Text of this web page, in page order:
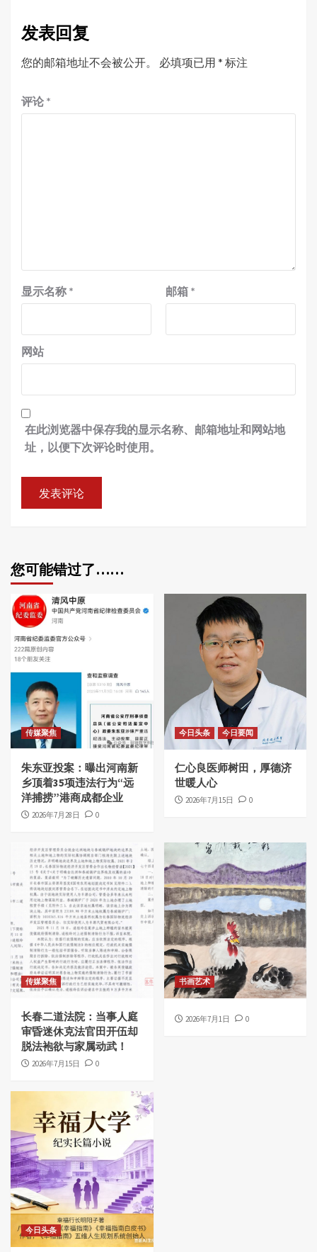
发表回复
您的邮箱地址不会被公开。 必填项已用 * 标注
评论 *
显示名称 * 邮箱 *
网站
在此浏览器中保存我的显示名称、邮箱地址和网站地
址，以便下次评论时使用。
您可能错过了……
传媒聚焦
朱东亚投案：曝出河南新
乡顶着35项违法行为“远
洋捕捞”港商成都企业
2026年7月28日 0
今日头条 今日要闻
仁心良医师树田，厚德济
世暖人心
2026年7月15日 0
传媒聚焦
长春二道法院：当事人庭
审昏迷休克法官田开伍却
脱法袍欲与家属动武！
2026年7月15日 0
书画艺术
2026年7月1日 0
今日头条